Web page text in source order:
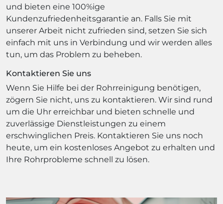
und bieten eine 100%ige
Kundenzufriedenheitsgarantie an. Falls Sie mit
unserer Arbeit nicht zufrieden sind, setzen Sie sich
einfach mit uns in Verbindung und wir werden alles
tun, um das Problem zu beheben.
Kontaktieren Sie uns
Wenn Sie Hilfe bei der Rohrreinigung benötigen,
zögern Sie nicht, uns zu kontaktieren. Wir sind rund
um die Uhr erreichbar und bieten schnelle und
zuverlässige Dienstleistungen zu einem
erschwinglichen Preis. Kontaktieren Sie uns noch
heute, um ein kostenloses Angebot zu erhalten und
Ihre Rohrprobleme schnell zu lösen.